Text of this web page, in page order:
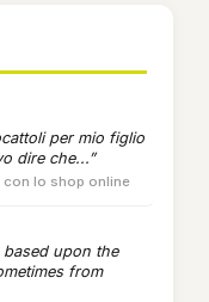
per mio figlio
dire che...”
lo shop online
based upon the
from